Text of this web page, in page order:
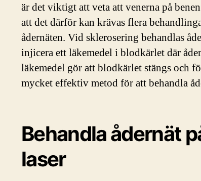
är det viktigt att veta att venerna på
att det därför kan krävas flera
ådernäten. Vid sklerosering behandlas
injicera ett läkemedel i blodkärlet där
läkemedel gör att blodkärlet stängs och
mycket effektiv metod för att behandla
Behandla ådernät
laser